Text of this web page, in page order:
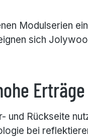
Modulserien
sich
Erträge
Rückseite
bei